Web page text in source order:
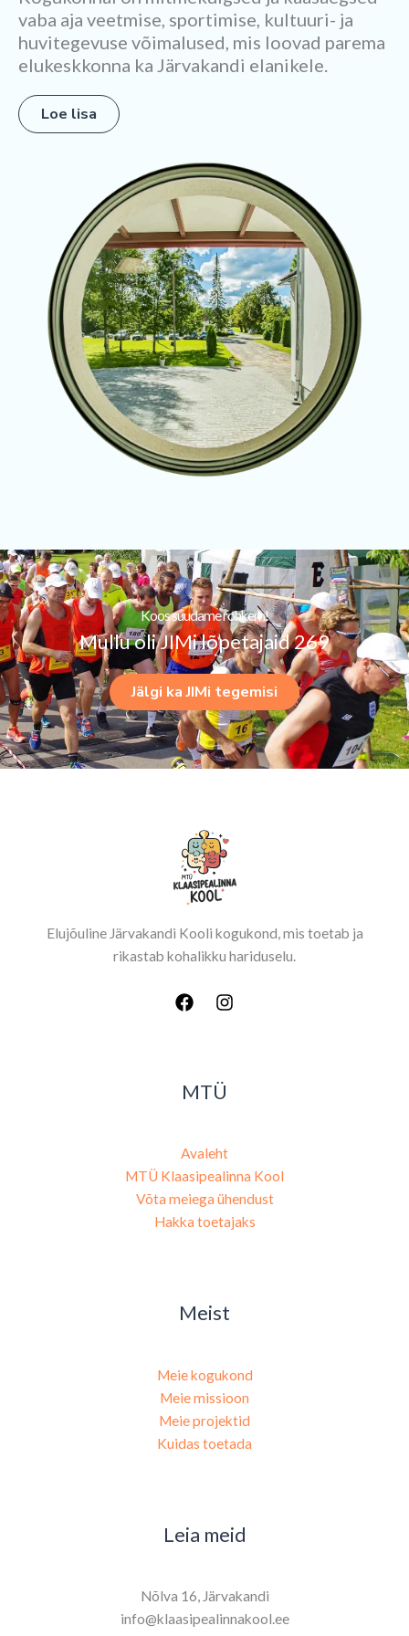
vaba aja veetmise, sportimise, kultuuri- ja
huvitegevuse võimalused, mis loovad parema
elukeskkonna ka Järvakandi elanikele.
Loe lisa
Koos suudame rohkem!
Mullu oli JIMi lõpetajaid 269
Jälgi ka JIMi tegemisi
Elujõuline Järvakandi Kooli kogukond, mis toetab ja
rikastab kohalikku hariduselu.
MTÜ
Avaleht
MTÜ Klaasipealinna Kool
Võta meiega ühendust
Hakka toetajaks
Meist
Meie kogukond
Meie missioon
Meie projektid
Kuidas toetada
Leia meid
Nõlva 16, Järvakandi
info@klaasipealinnakool.ee